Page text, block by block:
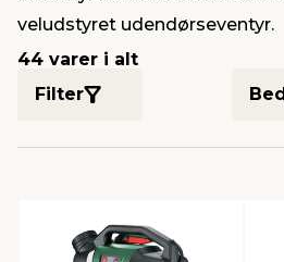
& persienner
& sikkerhed
& standere
kloak
fittings
& spande
underholdning
udendørs spa
veludstyret udendørseventyr.
44 varer i alt
Filter